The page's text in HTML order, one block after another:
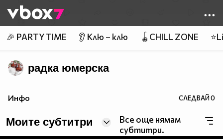
👾
🎉 PARTY TIME 👂 Клю – клю 🪀CHILL ZONE
радка юмерска
Инфо СЛЕДВАЙ0
Моите субтитри
Все още нямам
субтитри.